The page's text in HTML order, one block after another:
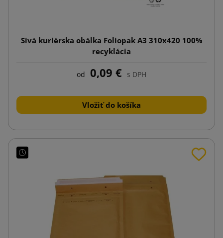
Sivá kuriérska obálka Foliopak A3 310x420 100%
recyklácia
od 0,09 € s DPH
Vložiť do košíka